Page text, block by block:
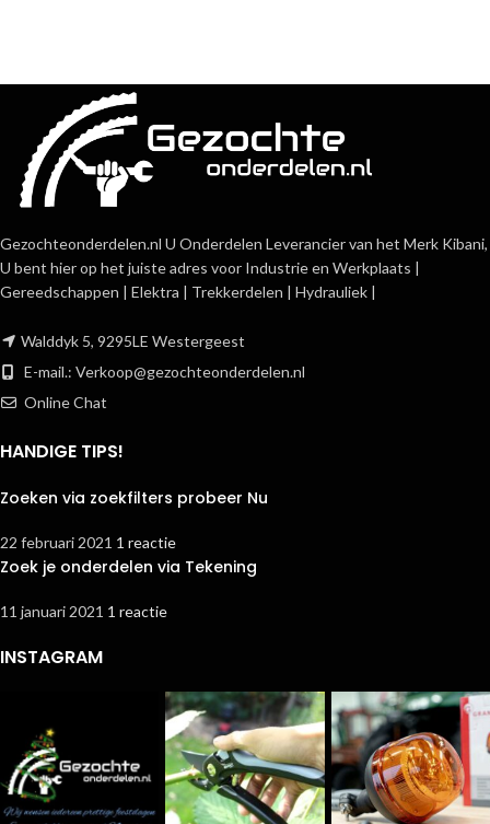
Gezochteonderdelen.nl U Onderdelen Leverancier van het Merk Kibani,
U bent hier op het juiste adres voor Industrie en Werkplaats |
Gereedschappen | Elektra | Trekkerdelen | Hydrauliek |
Walddyk 5, 9295LE Westergeest
E-mail.: Verkoop@gezochteonderdelen.nl
Online Chat
HANDIGE TIPS!
Zoeken via zoekfilters probeer Nu
22 februari 2021 1 reactie
Zoek je onderdelen via Tekening
11 januari 2021 1 reactie
INSTAGRAM